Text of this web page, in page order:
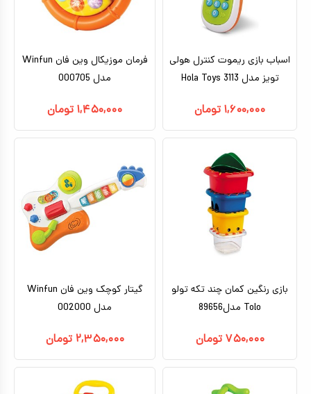
کیف و کوله پشتی
اسباب بازی مشاغل
اسباب بازی لوازم خانگی
اتاق کودک
اسباب بازی ریموت کنترل هولی
تویز مدل 3113 Hola Toys
۱,۶۰۰,۰۰۰ تومان
فرمان موزیکال وین فان Winfun
مدل 000705
۱,۴۵۰,۰۰۰ تومان
بازی رنگین کمان چند تکه تولو
Tolo مدل89656
۷۵۰,۰۰۰ تومان
گیتار کوچک وین فان Winfun
مدل 002000
۲,۳۵۰,۰۰۰ تومان